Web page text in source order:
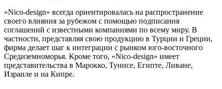
«Nico-design» всегда ориентировалась на распространение
своего влияния за рубежом с помощью подписания
соглашений с известными компаниями по всему миру. В
частности, представляя свою продукцию в Турции и Греции,
фирма делает шаг к интеграции с рынком юго-восточного
Средиземноморья. Кроме того, «Nico-design» имеет
представительства в Марокко, Тунисе, Египте, Ливане,
Израиле и на Кипре.